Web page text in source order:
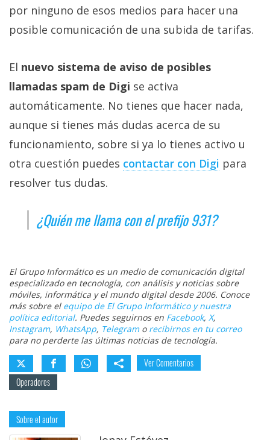
por ninguno de esos medios para hacer una
posible comunicación de una subida de tarifas.
El nuevo sistema de aviso de posibles
llamadas spam de Digi se activa
automáticamente. No tienes que hacer nada,
aunque si tienes más dudas acerca de su
funcionamiento, sobre si ya lo tienes activo u
otra cuestión puedes contactar con Digi‎ para
resolver tus dudas.
¿Quién me llama con el prefijo 931?
El Grupo Informático es un medio de comunicación digital
especializado en tecnología, con análisis y noticias sobre
móviles, informática y el mundo digital desde 2006. Conoce
más sobre el equipo de El Grupo Informático y nuestra
política editorial. Puedes seguirnos en Facebook, X,
Instagram, WhatsApp, Telegramo recibirnos en tu correo
para no perderte las últimas noticias de tecnología.
Ver Comentarios
Operadores
Sobre el autor